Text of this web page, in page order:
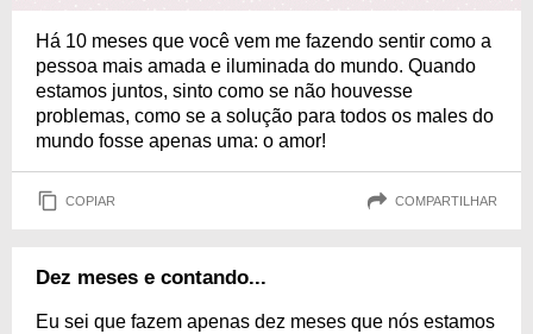
Há 10 meses que você vem me fazendo sentir como a
pessoa mais amada e iluminada do mundo. Quando
estamos juntos, sinto como se não houvesse
problemas, como se a solução para todos os males do
mundo fosse apenas uma: o amor!
COPIAR COMPARTILHAR
Dez meses e contando...
Eu sei que fazem apenas dez meses que nós estamos